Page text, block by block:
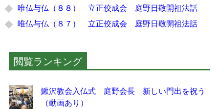
唯仏与仏（８８） 立正佼成会 庭野日敬開祖法話
唯仏与仏（８７） 立正佼成会 庭野日敬開祖法話
閲覧ランキング
鰍沢教会入仏式 庭野会長 新しい門出を祝う
（動画あり）